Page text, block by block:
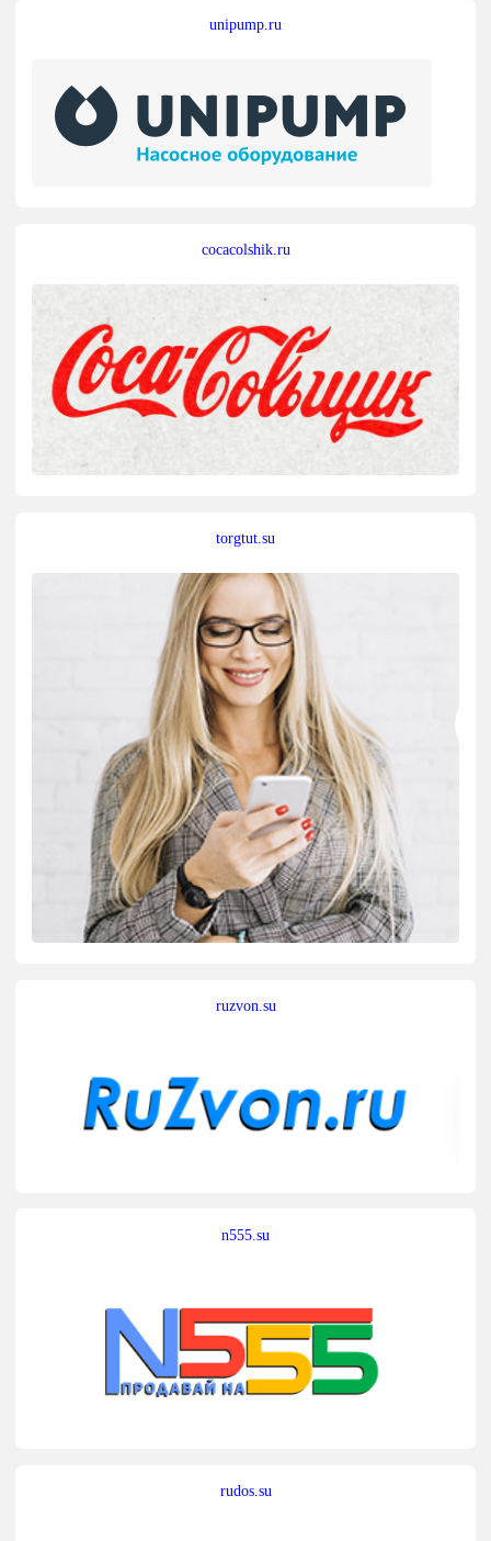
unipump.ru
cocacolshik.ru
torgtut.su
ruzvon.su
n555.su
rudos.su